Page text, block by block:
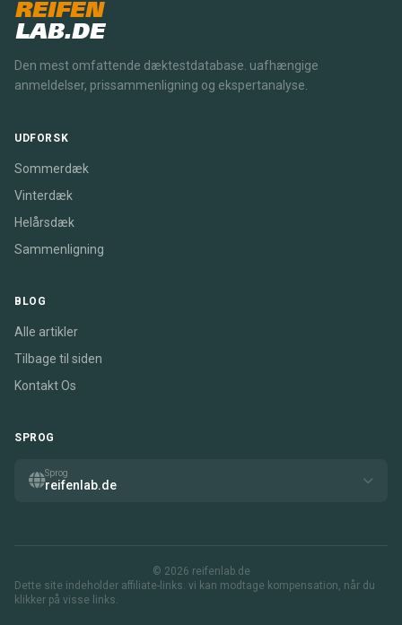
REIFEN
LAB.DE
Den mest omfattende dæktestdatabase. uafhængige
anmeldelser, prissammenligning og ekspertanalyse.
UDFORSK
Sommerdæk
Vinterdæk
Helårsdæk
Sammenligning
BLOG
Alle artikler
Tilbage til siden
Kontakt Os
SPROG
Sprog
reifenlab.de
© 2026 reifenlab.de
Dette site indeholder affiliate-links. vi kan modtage kompensation, når du
klikker på visse links.